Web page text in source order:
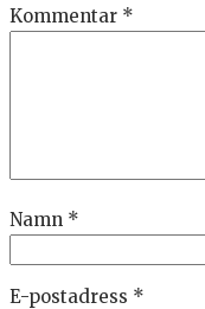
Kommentar *
Namn *
E-postadress *